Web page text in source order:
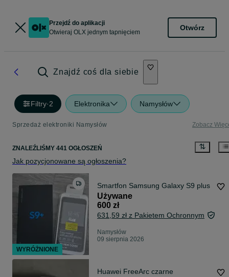
Przejdź do aplikacji
Otwieraj OLX jednym tapnięciem
Otwórz
Znajdź coś dla siebie
Filtry·2 Elektronika Namysłów
Sprzedaż elektroniki Namysłów Zobacz
ZNALEŹLIŚMY 441 OGŁOSZEŃ
Jak pozycjonowane są ogłoszenia?
Smartfon Samsung Galaxy S9 plus
Używane
600 zł
631,59 zł z Pakietem Ochronnym
Namysłów
09 sierpnia 2026
Huawei FreeArc czarne
WYRÓŻNIONE